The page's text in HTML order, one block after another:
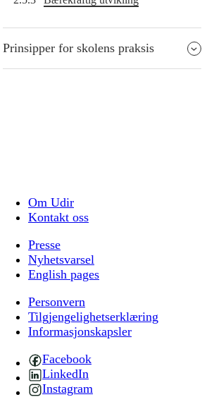
Prinsipper for skolens praksis
Om Udir
Kontakt oss
Presse
Nyhetsvarsel
English pages
Personvern
Tilgjengelighetserklæring
Informasjonskapsler
Facebook
LinkedIn
Instagram